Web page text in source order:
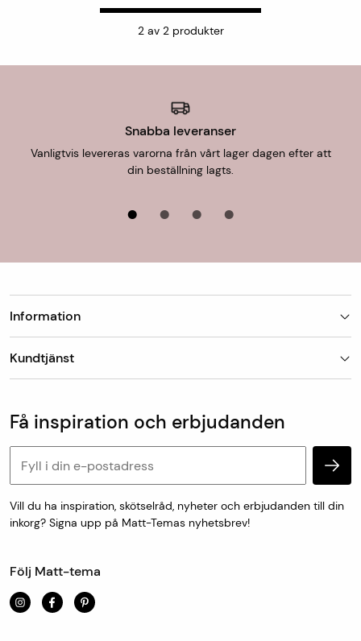
2 av 2 produkter
Snabba leveranser
Vanligtvis levereras varorna från vårt lager dagen efter att
din beställning lagts.
Information
Om Matt-Tema
Vanliga frågor
Kundtjänst
Köp & leveransvillkor
Retur & reklamation
Personuppgifter och cookies
Få inspiration och erbjudanden
Vill du ha inspiration, skötselråd, nyheter och erbjudanden till din
inkorg? Signa upp på Matt-Temas nyhetsbrev!
Följ Matt-tema